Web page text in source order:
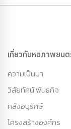
เกี่ยวกับหอภาพยน
ความเป็นมา
วิสัยทัศน์ พันธกิจ
คลังอนุรักษ์
โครงสร้างองค์กร